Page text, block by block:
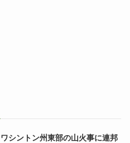
ワシントン州東部の山火事に連邦